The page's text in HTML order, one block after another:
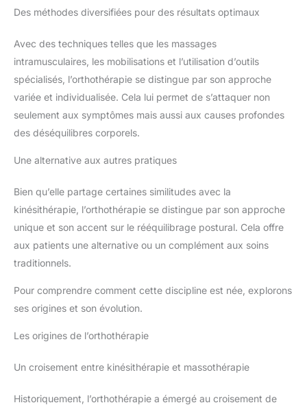
Des méthodes diversifiées pour des résultats optimaux
Avec des techniques telles que les massages
intramusculaires, les mobilisations et l’utilisation d’outils
spécialisés, l’orthothérapie se distingue par son approche
variée et individualisée. Cela lui permet de s’attaquer non
seulement aux symptômes mais aussi aux causes profondes
des déséquilibres corporels.
Une alternative aux autres pratiques
Bien qu’elle partage certaines similitudes avec la
kinésithérapie, l’orthothérapie se distingue par son approche
unique et son accent sur le rééquilibrage postural. Cela offre
aux patients une alternative ou un complément aux soins
traditionnels.
Pour comprendre comment cette discipline est née, explorons
ses origines et son évolution.
Les origines de l’orthothérapie
Un croisement entre kinésithérapie et massothérapie
Historiquement, l’orthothérapie a émergé au croisement de